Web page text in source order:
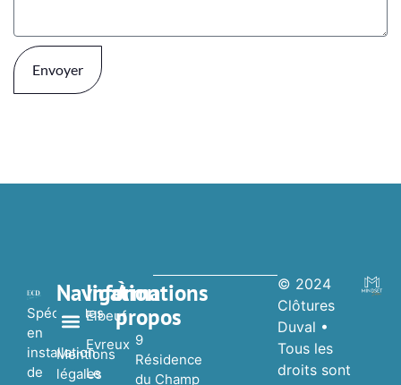
Envoyer
Spécialistes
en
installation
de
Navigation
Mentions
légales
Informations
Elbeuf
Evreux
Le
À
propos
9
Résidence
du Champ
© 2024
Clôtures
Duval •
Tous les
droits sont